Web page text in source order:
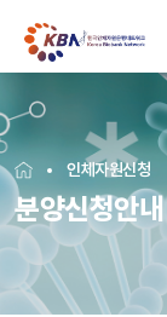
인체자원신청
분양신청안내